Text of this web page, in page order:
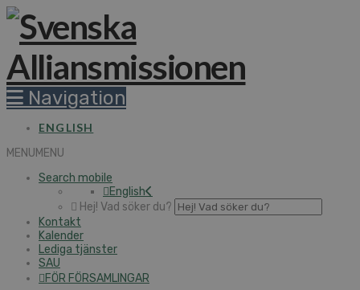
Navigation
ENGLISH
MENUMENU
Search mobile
English
Hej! Vad söker du?
Kontakt
Kalender
Lediga tjänster
SAU
FÖR FÖRSAMLINGAR